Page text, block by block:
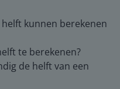
kunnen berekenen
te berekenen?
de helft van een